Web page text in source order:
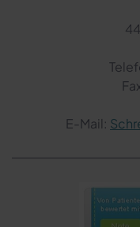
E-Mail: